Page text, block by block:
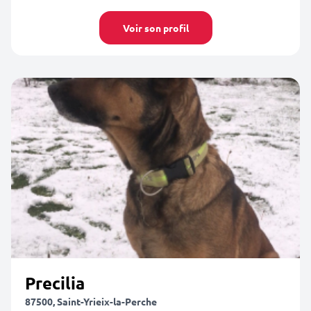
Voir son profil
Precilia
87500, Saint-Yrieix-la-Perche